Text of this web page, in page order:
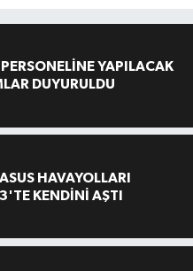
PERSONELİNE YAPILACAK
DUYURULDU
HAVAYOLLARI
KENDİNİ AŞTI